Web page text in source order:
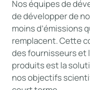
Nos équipes de
de développer de
moins d’émissions
remplacent. Cette
des fournisseurs et
produits est la
nos objectifs